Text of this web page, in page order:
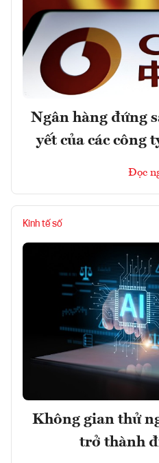
Ngân hàng đứng
yết của các công
Đọc
Kinh tế số
Không gian thử
trở thành